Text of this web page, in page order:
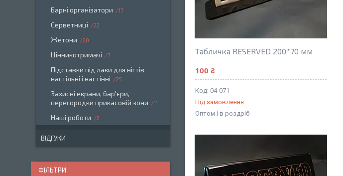
Табличка RESERVED 200*70 мм
100 ₴
04-071
Під замовлення
Оптом і в роздріб
Барні організатори 17
Серветниці 22
Жетони 20
Цінникотримачі 7
Підставки під лаки для нігтів
настільні і настінні
25
Захисні екрани, бар'єри,
перегородки прикасовій зони
11
Наші роботи 2
ВІДГУКИ
ФІЛЬТРИ